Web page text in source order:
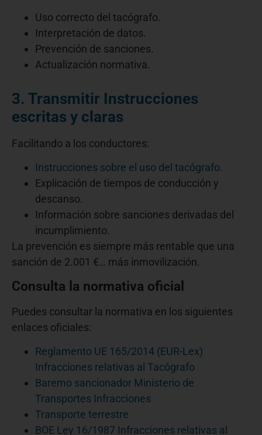
Uso correcto del tacógrafo.
Interpretación de datos.
Prevención de sanciones.
Actualización normativa.
3. Transmitir Instrucciones
escritas y claras
Facilitando a los conductores:
Instrucciones sobre el uso del tacógrafo.
Explicación de tiempos de conducción y
descanso.
Información sobre sanciones derivadas del
incumplimiento.
La prevención es siempre más rentable que una
sanción de 2.001 €… más inmovilización.
Consulta la normativa oficial
Puedes consultar la normativa en los siguientes
enlaces oficiales:
Reglamento UE 165/2014 (EUR-Lex)
Infracciones relativas al Tacógrafo
Baremo sancionador Ministerio de
Transportes Infracciones
Transporte terrestre
BOE Ley 16/1987 Infracciones relativas al